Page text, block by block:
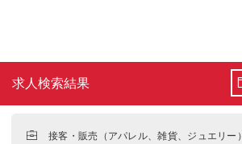
求人検索結果
接客・販売（アパレル、雑貨、ジュエリー）